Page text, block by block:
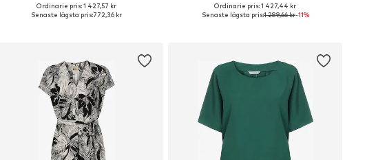
Tillgängliga storlekar: 36, 38, 40, 44, 46
Ordinarie pris: 1 427,57 kr
Senaste lägsta pris:772,36 kr
Tillgängliga storlekar: 34, 36, 38, 40, 42
Ordinarie pris: 1 427,44 kr
Senaste lägsta pris:1 289,66 kr-11%